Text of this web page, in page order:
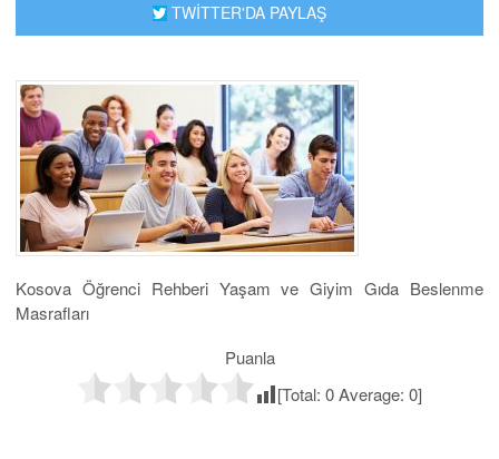
TWİTTER'DA PAYLAŞ
Kosova Öğrenci Rehberi Yaşam ve Giyim Gıda Beslenme
Masrafları
Puanla
[Total: 0Average: 0]